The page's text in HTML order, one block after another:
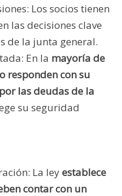
Los socios tienen
las decisiones clave
de la junta general.
En la mayoría de
responden con su
las deudas de la
su seguridad
La leyestablece
contar con un